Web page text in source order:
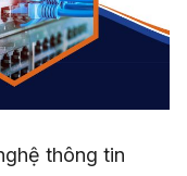
thông tin